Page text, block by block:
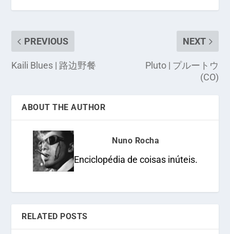
PREVIOUS
Kaili Blues | 路边野餐
NEXT
Pluto | プルートウ
(CO)
ABOUT THE AUTHOR
Nuno Rocha
Enciclopédia de coisas inúteis.
RELATED POSTS